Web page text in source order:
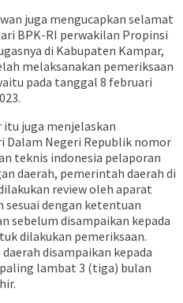
juga mengucapkan selamat
BPK-RI perwakilan Propinsi
di Kabupaten Kampar,
melaksanakan pemeriksaan
pada tanggal 8 februari
itu juga menjelaskan
Dalam Negeri Republik nomor
teknis indonesia pelaporan
daerah, pemerintah daerah di
review oleh aparat
dengan ketentuan
sebelum disampaikan kepada
dilakukan pemeriksaan.
disampaikan kepada
lambat 3 (tiga) bulan